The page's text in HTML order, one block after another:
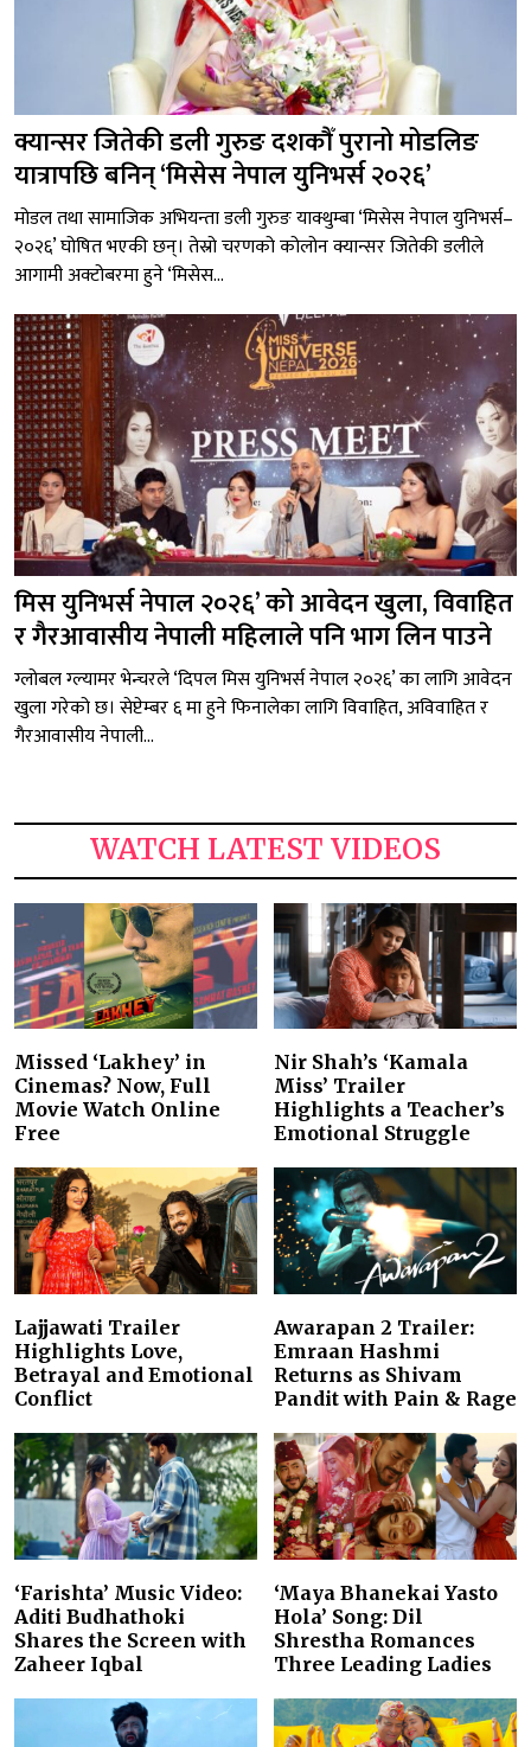
क्यान्सर जितेकी डली गुरुङ दशकौँ पुरानो मोडलिङ
यात्रापछि बनिन् ‘मिसेस नेपाल युनिभर्स २०२६’
मोडल तथा सामाजिक अभियन्ता डली गुरुङ याक्थुम्बा ‘मिसेस नेपाल युनिभर्स–
२०२६’ घोषित भएकी छन्। तेस्रो चरणको कोलोन क्यान्सर जितेकी डलीले
आगामी अक्टोबरमा हुने ‘मिसेस...
मिस युनिभर्स नेपाल २०२६’ को आवेदन खुला, विवाहित
र गैरआवासीय नेपाली महिलाले पनि भाग लिन पाउने
ग्लोबल ग्ल्यामर भेन्चरले ‘दिपल मिस युनिभर्स नेपाल २०२६’ का लागि आवेदन
खुला गरेको छ। सेप्टेम्बर ६ मा हुने फिनालेका लागि विवाहित, अविवाहित र
गैरआवासीय नेपाली...
WATCH LATEST VIDEOS
Missed ‘Lakhey’ in
Cinemas? Now, Full
Movie Watch Online
Free
Nir Shah’s ‘Kamala
Miss’ Trailer
Highlights a Teacher’s
Emotional Struggle
Lajjawati Trailer
Highlights Love,
Betrayal and Emotional
Conflict
Awarapan 2 Trailer:
Emraan Hashmi
Returns as Shivam
Pandit with Pain & Rage
‘Farishta’ Music Video:
Aditi Budhathoki
Shares the Screen with
Zaheer Iqbal
‘Maya Bhanekai Yasto
Hola’ Song: Dil
Shrestha Romances
Three Leading Ladies